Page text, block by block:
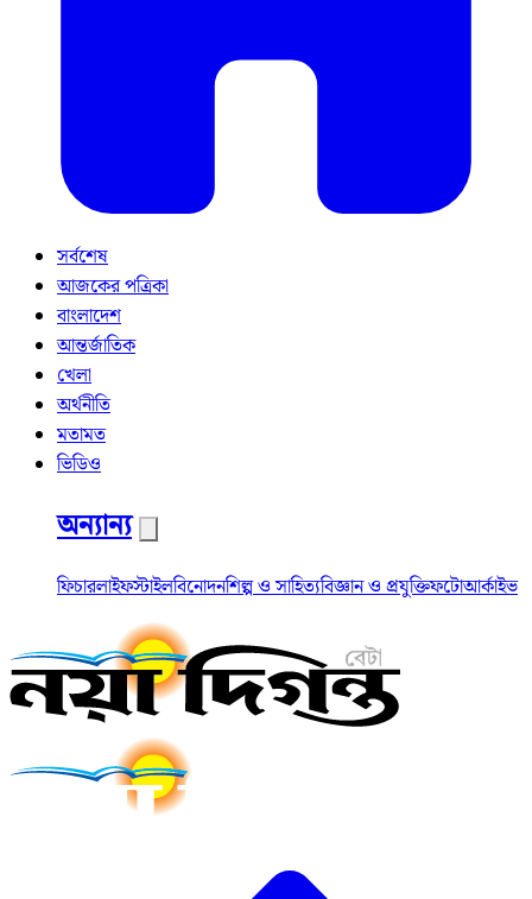
সর্বশেষ
আজকের পত্রিকা
বাংলাদেশ
আন্তর্জাতিক
খেলা
অর্থনীতি
মতামত
ভিডিও
অন্যান্য
ফিচারলাইফস্টাইলবিনোদনশিল্প ও সাহিত্যবিজ্ঞান ও প্রযুক্তিফটোআর্কাইভ